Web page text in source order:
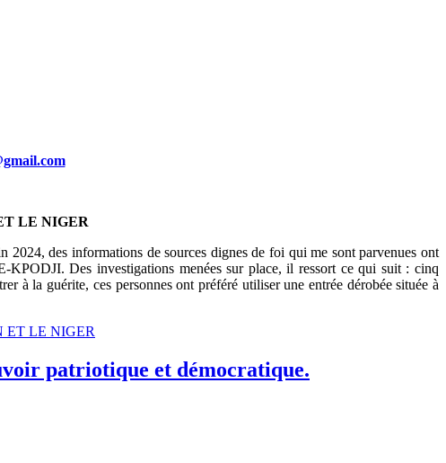
LE NIGER
des informations de sources dignes de foi qui me sont parvenues ont
KPODJI. Des investigations menées sur place, il ressort ce qui suit : cinq
à la guérite, ces personnes ont préféré utiliser une entrée dérobée située à
ET LE NIGER
patriotique et démocratique.